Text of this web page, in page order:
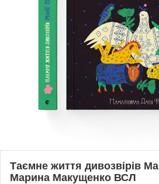
Таємне життя дивозвірів
Марина Макущенко ВСЛ